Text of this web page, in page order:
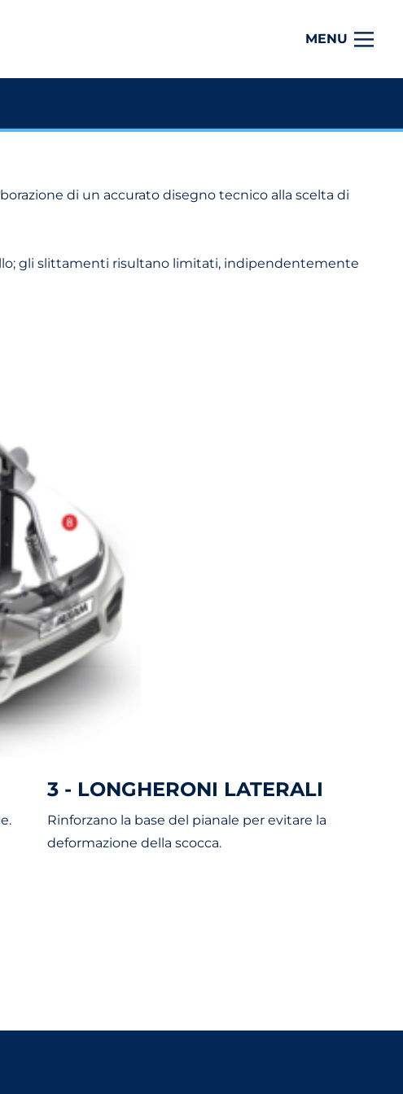
MENU
di un accurato disegno tecnico alla scelta di
gli slittamenti risultano limitati, indipendentemente
3 - LONGHERONI LATERALI
Rinforzano la base del pianale per evitare la
deformazione della scocca.